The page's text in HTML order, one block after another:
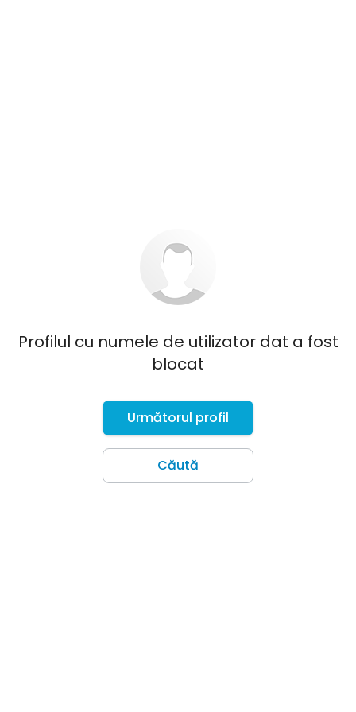
Profilul cu numele de utilizator dat a fost
blocat
Următorul profil
Căută